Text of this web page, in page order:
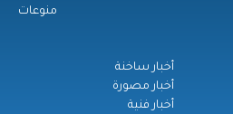
منوعات
أخبار ساخنة
أخبار مصورة
أخبار فنية